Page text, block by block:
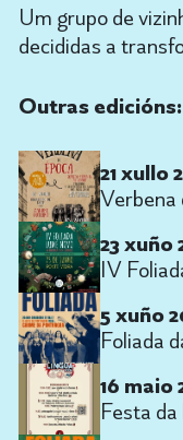
Um grupo de
decididas a
Outras edicións:
21 xullo
Verbena
23 xuño
IV
5 xuño
Foliada
16 maio
Festa